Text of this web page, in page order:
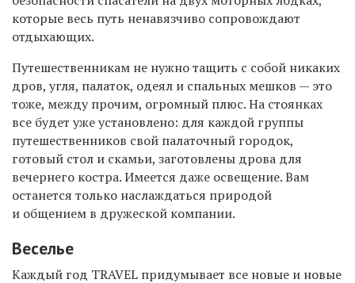
которые весь путь ненавязчиво сопровождают
отдыхающих.
Путешественникам не нужно тащить с собой никаких
дров, угля, палаток, одеял и спальных мешков — это
тоже, между прочим, огромный плюс. На стоянках
все будет уже установлено: для каждой группы
путешественников свой палаточный городок,
готовый стол и скамьи, заготовлены дрова для
вечернего костра. Имеется даже освещение. Вам
останется только наслаждаться природой
и общением в дружеской компании.
Веселье
Каждый год TRAVEL придумывает все новые и новые